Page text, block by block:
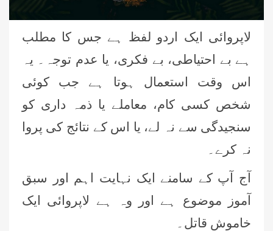
لاپروائی ایک اردو لفظ ہے جس کا مطلب
ہے بے احتیاطی، بے فکری، یا عدم توجہ۔ یہ
اس وقت استعمال ہوتا ہے جب کوئی
شخص کسی کام، معاملے یا ذمہ داری کو
سنجیدگی سے نہ لے، یا اس کے نتائج کی پروا
نہ کرے۔
آج آپ کے سامنے ایک نہایت اہم اور سبق
آموز موضوع ہے اور وہ ہے لاپروائی ایک
خاموش قاتل۔